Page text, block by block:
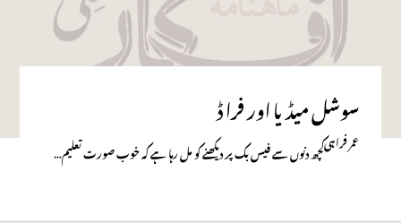
سوشل میڈیا اور فرا ڈ
عمر فراہیکچھ دنوں سے فیس بک پر دیکھنے کو مل رہا ہے کہ خوب صورت تعلیم…